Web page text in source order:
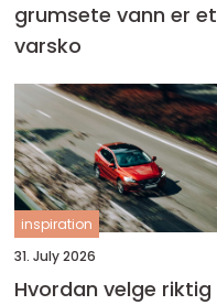
grumsete vann er et
varsko
inspiration
31. July 2026
Hvordan velge riktig